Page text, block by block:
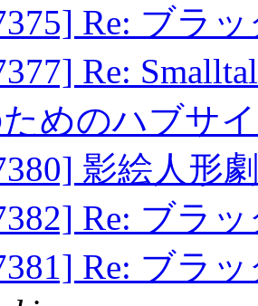
Re: ブラ
Re:
めのハブサ
影絵人形
Re: ブラ
Re: ブラ